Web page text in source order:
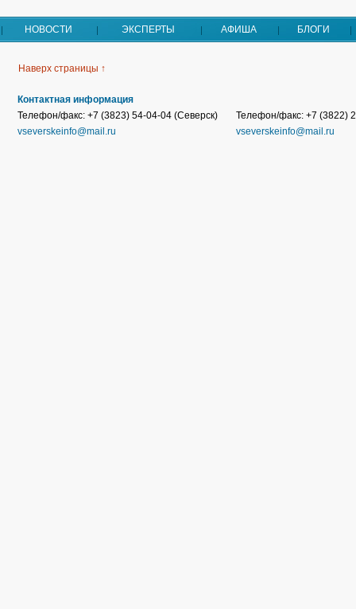
НОВОСТИ ЭКСПЕРТЫ АФИША БЛОГИ
Наверх страницы ↑
Контактная информация
Телефон/факс: +7 (3823) 54-04-04 (Северск)
vseverskeinfo@mail.ru
Телефон/факс: +7 (3822)
vseverskeinfo@mail.ru